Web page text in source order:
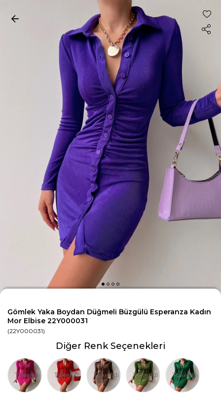
Gömlek Yaka Boydan Düğmeli Büzgülü Esperanza Kadın
Mor Elbise 22Y000031
(22Y000031)
Diğer Renk Seçenekleri
Tükendi Tükendi Tükendi Tükendi Tükendi